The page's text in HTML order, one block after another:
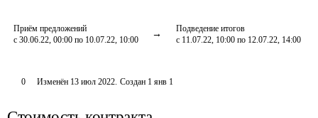
Приём предложений
с 30.06.22, 00:00 по 10.07.22, 10:00
Подведение итогов
с 11.07.22, 10:00 по 12.07.22, 14:00
0 Изменён 13 июл 2022. Создан 1 янв 1